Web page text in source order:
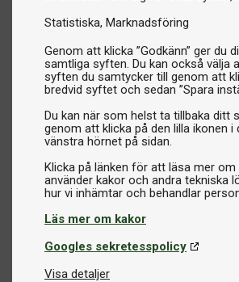
Statistiska Marknadsföring
Genom att klicka ”Godkänn” ger du
samtliga syften. Du kan också välja
syften du samtycker till genom att
bredvid syftet och sedan ”Spara
Du kan när som helst ta tillbaka ditt
genom att klicka på den lilla ikonen i
vänstra hörnet på sidan.
Klicka på länken för att läsa mer om
använder kakor och andra tekniska
Läs mer om kakor
Googles sekretesspolicy
Visa detaljer